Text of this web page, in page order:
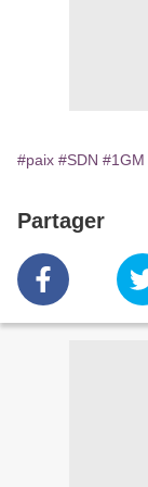
#paix #SDN #1GM
Partager